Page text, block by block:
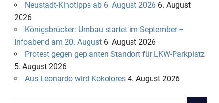
Neustadt-Kinotipps ab 6. August 2026 6. August
2026
Königsbrücker: Umbau startet im September –
Infoabend am 20. August 6. August 2026
Protest gegen geplanten Standort für LKW-Parkplatz
5. August 2026
Aus Leonardo wird Kokolores 4. August 2026